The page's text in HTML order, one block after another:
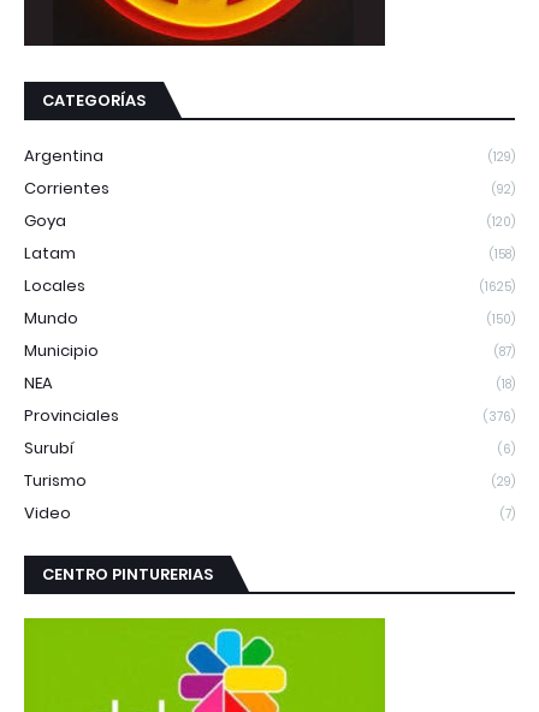
CATEGORÍAS
Argentina (129)
Corrientes (92)
Goya (120)
Latam (158)
Locales (1625)
Mundo (150)
Municipio (87)
NEA (18)
Provinciales (376)
Surubí (6)
Turismo (29)
Video (7)
CENTRO PINTURERIAS